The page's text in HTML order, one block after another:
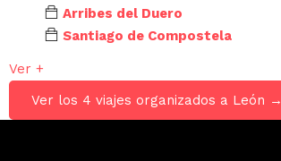
Arribes del Duero
Santiago de Compostela
Ver +
Ver los 4 viajes organizados a León →